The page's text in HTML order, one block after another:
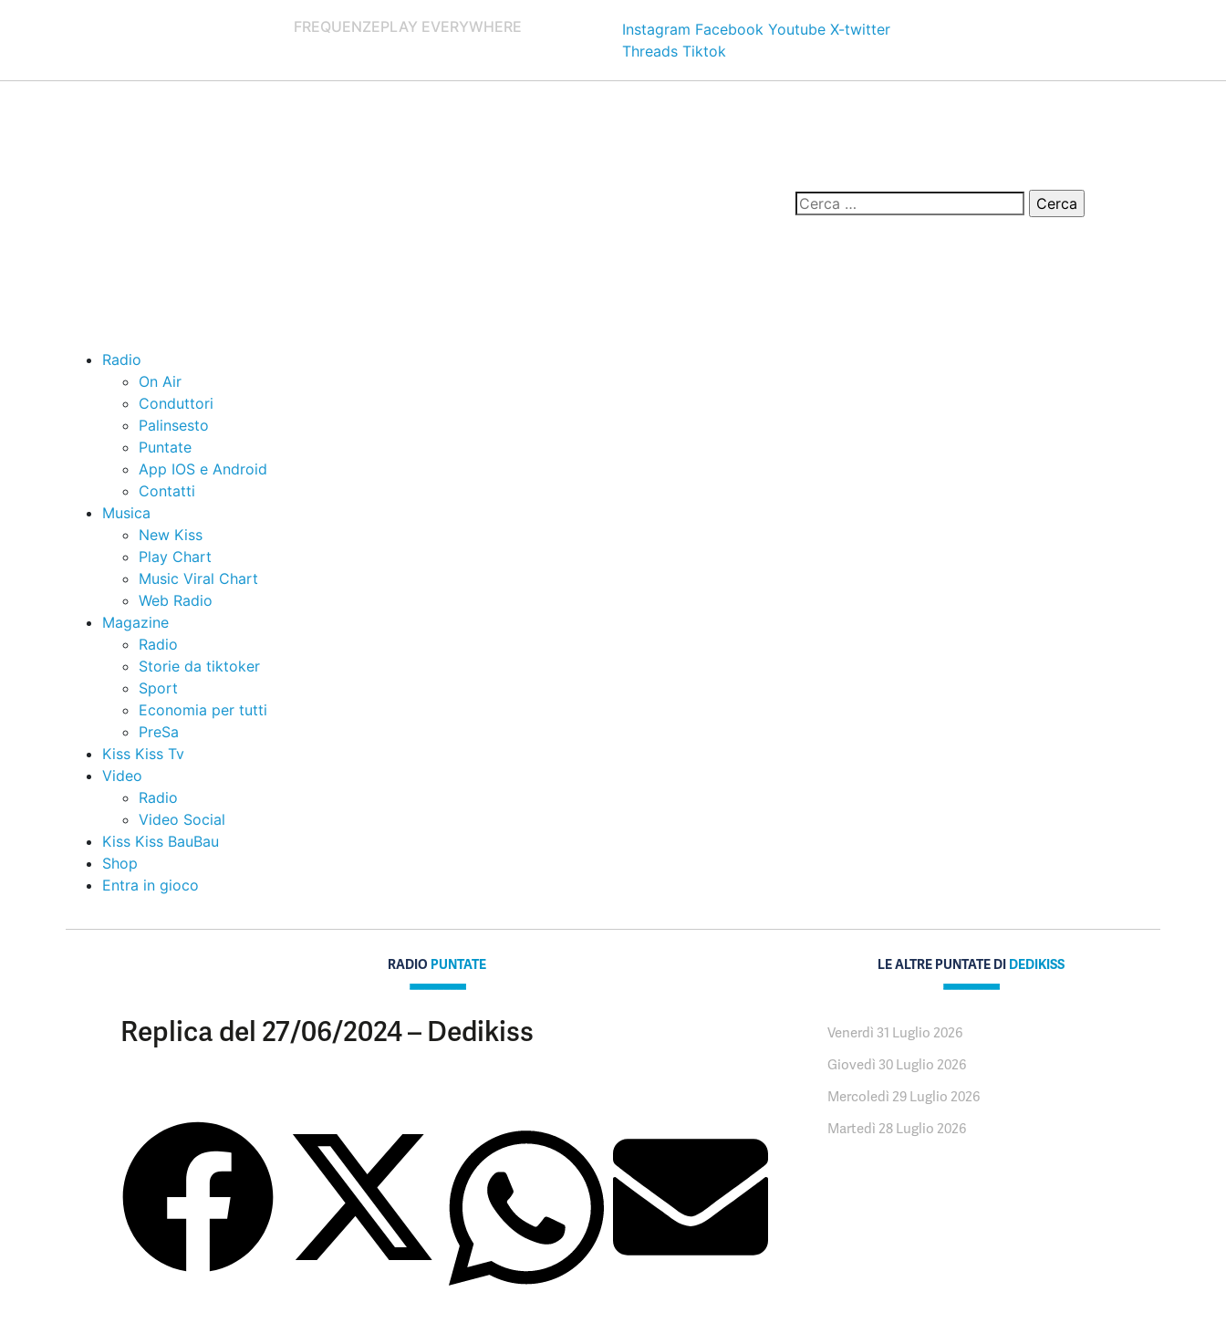
FREQUENZEPLAY EVERYWHERE Instagram Facebook Youtube X-twitter
Threads Tiktok
Radio
On Air
Conduttori
Palinsesto
Puntate
App IOS e Android
Contatti
Musica
New Kiss
Play Chart
Music Viral Chart
Web Radio
Magazine
Radio
Storie da tiktoker
Sport
Economia per tutti
PreSa
Kiss Kiss Tv
Video
Radio
Video Social
Kiss Kiss BauBau
Shop
Entra in gioco
RADIO PUNTATE
Replica del 27/06/2024 – Dedikiss
LE ALTRE PUNTATE DI DEDIKISS
Venerdì 31 Luglio 2026
Giovedì 30 Luglio 2026
Mercoledì 29 Luglio 2026
Martedì 28 Luglio 2026